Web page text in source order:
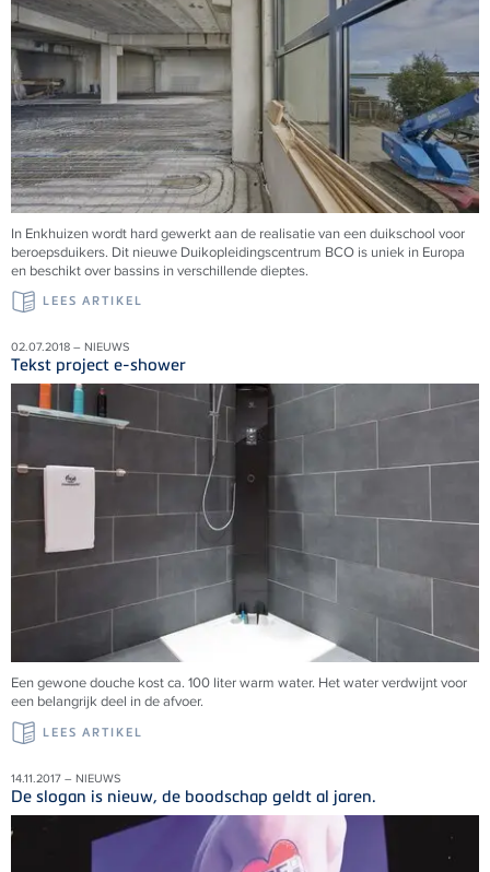
In Enkhuizen wordt hard gewerkt aan de realisatie van een duikschool voor
beroepsduikers. Dit nieuwe Duikopleidingscentrum BCO is uniek in Europa
en beschikt over bassins in verschillende dieptes.
LEES ARTIKEL
02.07.2018 – NIEUWS
Tekst project e-shower
Een gewone douche kost ca. 100 liter warm water. Het water verdwijnt voor
een belangrijk deel in de afvoer.
LEES ARTIKEL
14.11.2017 – NIEUWS
De slogan is nieuw, de boodschap geldt al jaren.